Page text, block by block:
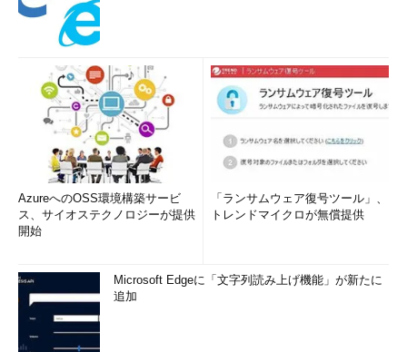
AzureへのOSS環境構築サービ
ス、サイオステクノロジーが提供
開始
「ランサムウェア復号ツール」、
トレンドマイクロが無償提供
Microsoft Edgeに「文字列読み上げ機能」が新たに
追加